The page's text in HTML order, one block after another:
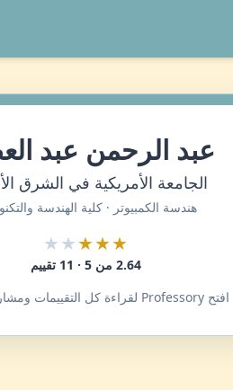
عبد الرحمن عبد
الجامعة الأمريكية في الشرق
هندسة الكمبيوتر · كلية الهندسة
★★★
★★
2.64 من 5 · 11 تقييم
افتح Professory لقراءة كل التقييمات ومشاركة تجربتك